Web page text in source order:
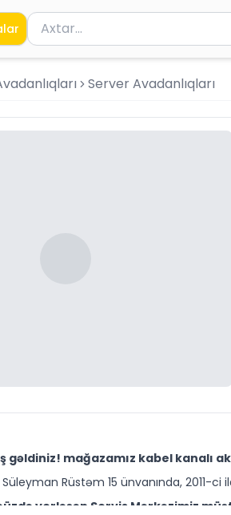
Məhsul axtar
Axtarış üçün ən azı 2 simvol
Server Avadanlıqları
gəldiniz! mağazamız kabel kanalı
Süleyman Rüstəm 15 ünvanında,
yerləşən Servis Mərkəzimiz